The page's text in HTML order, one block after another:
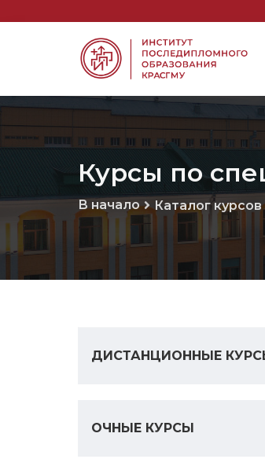
Курсы по
В начало Каталог курсов
ДИСТАНЦИОННЫЕ
ОЧНЫЕ КУРСЫ